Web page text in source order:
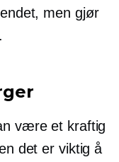
men gjør
være et kraftig
det er viktig å